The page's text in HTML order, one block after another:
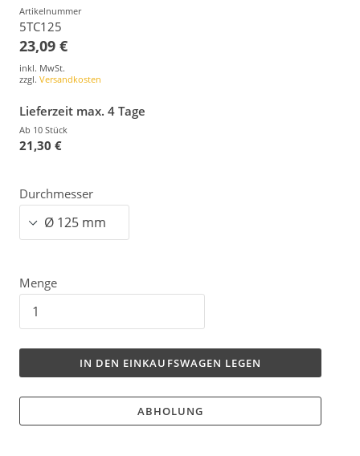
Artikelnummer
5TC125
23,09 €
inkl. MwSt.
zzgl. Versandkosten
Lieferzeit max. 4 Tage
Ab 10 Stück
21,30 €
Durchmesser
Menge
IN DEN EINKAUFSWAGEN LEGEN
ABHOLUNG